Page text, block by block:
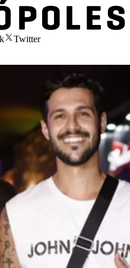
Twitter